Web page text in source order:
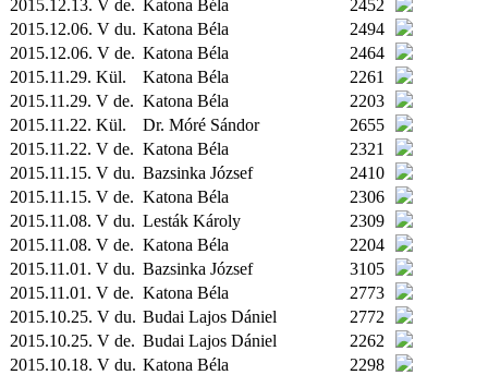
2015.12.13. V de. Katona Béla
2452
2015.12.06. V du. Katona Béla
2494
2015.12.06. V de. Katona Béla
2464
2015.11.29. Kül. Katona Béla
2261
2015.11.29. V de. Katona Béla
2203
2015.11.22. Kül. Dr. Móré Sándor
2655
2015.11.22. V de. Katona Béla
2321
2015.11.15. V du. Bazsinka József
2410
2015.11.15. V de. Katona Béla
2306
2015.11.08. V du. Lesták Károly
2309
2015.11.08. V de. Katona Béla
2204
2015.11.01. V du. Bazsinka József
3105
2015.11.01. V de. Katona Béla
2773
2015.10.25. V du. Budai Lajos Dániel
2772
2015.10.25. V de. Budai Lajos Dániel
2262
2015.10.18. V du. Katona Béla
2298